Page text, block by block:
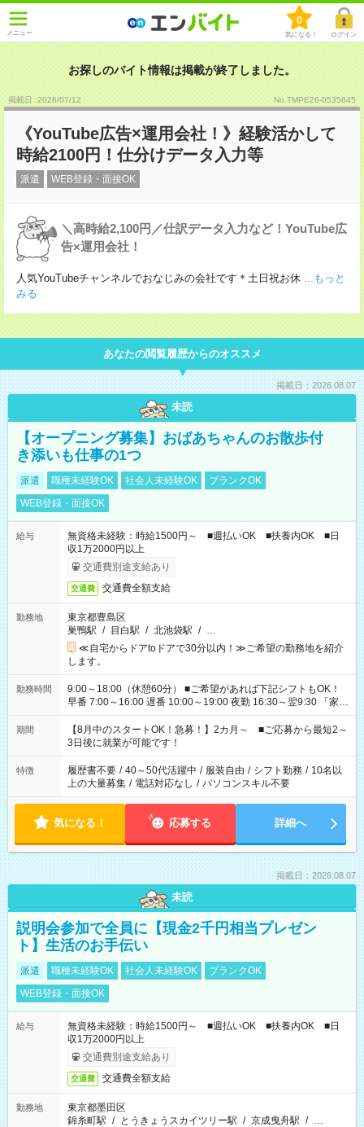
メニュー
0
気になる！ ログイン
お探しのバイト情報は掲載が終了しました。
掲載日 :2026/07/12 No.TMPE26-0535645
《YouTube広告×運用会社！》経験活かして
時給2100円！仕分けデータ入力等
派遣 WEB登録・面接OK
＼高時給2,100円／仕訳データ入力など！YouTube広
告×運用会社！
人気YouTubeチャンネルでおなじみの会社です＊土日祝お休 ...もっと
みる
あなたの閲覧履歴からのオススメ
掲載日：2026.08.07
未読
【オープニング募集】おばあちゃんのお散歩付
き添いも仕事の1つ
派遣 職種未経験OK 社会人未経験OK
ブランクOK
WEB登録・面接OK
給与
無資格未経験：時給1500円～ ■週払いOK ■扶養内OK ■日
収1万2000円以上
交通費別途支給あり
交通費 交通費全額支給
勤務地
東京都豊島区
巣鴨駅 / 目白駅 / 北池袋駅 / …
≪自宅からドアtoドアで30分以内！≫ご希望の勤務地を紹介
します。
勤務時間
9:00～18:00（休憩60分） ■ご希望があれば下記シフトもOK！
早番 7:00～16:00 遅番 10:00～19:00 夜勤 16:30～翌9:30 「家族
と休みを合わせたい」 「余裕を持って夕飯の準備がしたい」
「できれば残業はしたくない」 など、ご希望を教えてください
ね。 ※Wワーク希望の方へ 今ご覧のお仕事で希望する勤務時間
と、もう1つのお仕事の勤務時間。 合計で週40時間を超える場
合は応募できません。
期間
【8月中のスタートOK！急募！】2カ月～ ■ご応募から最短2～
3日後に就業が可能です！
特徴 履歴書不要 / 40～50代活躍中 / 服装自由 / シフト勤務 / 10名以
上の大量募集 / 電話対応なし / パソコンスキル不要
気になる！ 応募する 詳細へ
掲載日：2026.08.07
未読
説明会参加で全員に【現金2千円相当プレゼン
ト】生活のお手伝い
派遣 職種未経験OK 社会人未経験OK
ブランクOK
WEB登録・面接OK
給与
無資格未経験：時給1500円～ ■週払いOK ■扶養内OK ■日
収1万2000円以上
交通費別途支給あり
交通費 交通費全額支給
勤務地
東京都墨田区
錦糸町駅 / とうきょうスカイツリー駅 / 京成曳舟駅 / …